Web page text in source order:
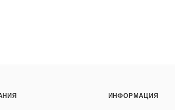
ИНФОРМАЦИЯ